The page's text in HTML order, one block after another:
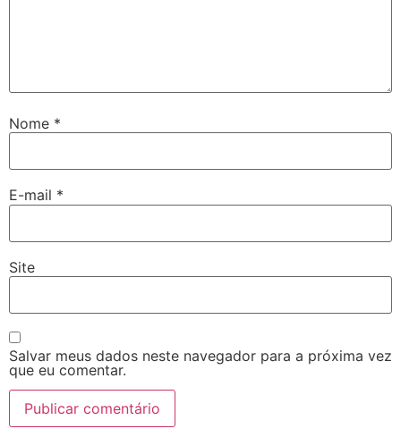
Nome *
E-mail *
Site
Salvar meus dados neste navegador para a próxima vez
que eu comentar.